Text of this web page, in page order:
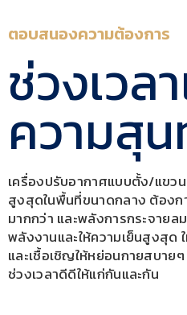
ตอบสนองความต้องการ
ช่วงเวล
ความสุ
เครื่องปรับอากาศแบบตั้ง/แขว
สูงสุดในพื้นที่ขนาดกลาง ต้องก
มากกว่า และพลังการกระจาย
พลังงานและให้ความเย็นสูงสุด
และเชื้อเชิญให้หย่อนกายสบาย
ช่วงเวลาดีดีให้แก่กันและกัน